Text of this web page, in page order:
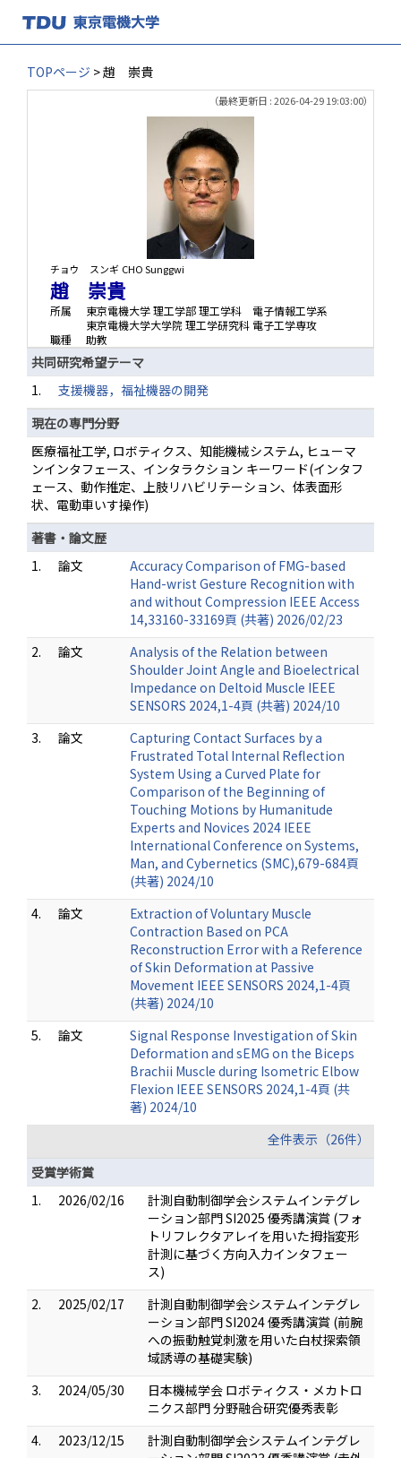
TOPページ > 趙 崇貴
（最終更新日 : 2026-04-29 19:03:00）
チョウ スンギ CHO Sunggwi
趙 崇貴
所属
東京電機大学 理工学部 理工学科 電子情報工学系
東京電機大学大学院 理工学研究科 電子工学専攻
職種
助教
共同研究希望テーマ
1.
支援機器，福祉機器の開発
現在の専門分野
医療福祉工学, ロボティクス、知能機械システム, ヒューマ
ンインタフェース、インタラクション キーワード(インタフ
ェース、動作推定、上肢リハビリテーション、体表面形
状、電動車いす操作)
著書・論文歴
1.
論文
Accuracy Comparison of FMG-based
Hand-wrist Gesture Recognition with
and without Compression IEEE Access
14,33160-33169頁 (共著) 2026/02/23
2.
論文
Analysis of the Relation between
Shoulder Joint Angle and Bioelectrical
Impedance on Deltoid Muscle IEEE
SENSORS 2024,1-4頁 (共著) 2024/10
3.
論文
Capturing Contact Surfaces by a
Frustrated Total Internal Reflection
System Using a Curved Plate for
Comparison of the Beginning of
Touching Motions by Humanitude
Experts and Novices 2024 IEEE
International Conference on Systems,
Man, and Cybernetics (SMC),679-684頁
(共著) 2024/10
4.
論文
Extraction of Voluntary Muscle
Contraction Based on PCA
Reconstruction Error with a Reference
of Skin Deformation at Passive
Movement IEEE SENSORS 2024,1-4頁
(共著) 2024/10
5.
論文
Signal Response Investigation of Skin
Deformation and sEMG on the Biceps
Brachii Muscle during Isometric Elbow
Flexion IEEE SENSORS 2024,1-4頁 (共
著) 2024/10
全件表示（26件）
受賞学術賞
1.
2026/02/16
計測自動制御学会システムインテグレ
ーション部門 SI2025 優秀講演賞 (フォ
トリフレクタアレイを用いた拇指変形
計測に基づく方向入力インタフェー
ス)
2.
2025/02/17
計測自動制御学会システムインテグレ
ーション部門 SI2024 優秀講演賞 (前腕
への振動触覚刺激を用いた白杖探索領
域誘導の基礎実験)
3.
2024/05/30
日本機械学会 ロボティクス・メカトロ
ニクス部門 分野融合研究優秀表彰
4.
2023/12/15
計測自動制御学会システムインテグレ